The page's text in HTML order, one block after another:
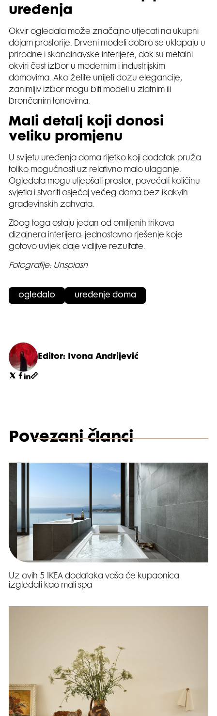
uređenja
Okvir ogledala može značajno utjecati na ukupni
dojam prostorije. Drveni modeli dobro se uklapaju u
prirodne i skandinavske interijere, dok su metalni
okviri čest izbor u modernim i industrijskim
domovima. Ako želite unijeti dozu elegancije,
zanimljiv izbor mogu biti modeli u zlatnim ili
brončanim tonovima.
Mali detalj koji donosi
veliku promjenu
U svijetu uređenja doma rijetko koji dodatak pruža
toliko mogućnosti uz relativno malo ulaganje.
Ogledala mogu uljepšati prostor, povećati količinu
svjetla i stvoriti osjećaj većeg doma bez ikakvih
građevinskih zahvata.
Zbog toga ostaju jedan od omiljenih trikova
dizajnera interijera: jednostavno rješenje koje
gotovo uvijek daje vidljive rezultate.
Fotografije: Unsplash
ogledalo uređenje doma
Editor: Ivona Andrijević
Povezani članci
Uz ovih 5 IKEA dodataka vaša će kupaonica
izgledati kao mali spa